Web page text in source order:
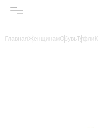
ГлавнаяЖенщинамОбувьТуфли